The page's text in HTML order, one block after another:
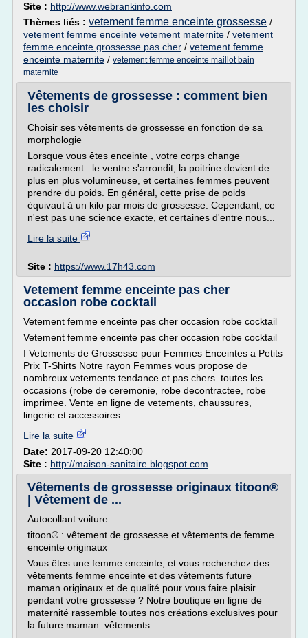
Site : http://www.webrankinfo.com
Thèmes liés : vetement femme enceinte grossesse /
vetement femme enceinte vetement maternite / vetement
femme enceinte grossesse pas cher / vetement femme
enceinte maternite / vetement femme enceinte maillot bain
maternite
Vêtements de grossesse : comment bien
les choisir
Choisir ses vêtements de grossesse en fonction de sa
morphologie
Lorsque vous êtes enceinte , votre corps change
radicalement : le ventre s'arrondit, la poitrine devient de
plus en plus volumineuse, et certaines femmes peuvent
prendre du poids. En général, cette prise de poids
équivaut à un kilo par mois de grossesse. Cependant, ce
n'est pas une science exacte, et certaines d'entre nous...
Lire la suite
Site : https://www.17h43.com
Vetement femme enceinte pas cher
occasion robe cocktail
Vetement femme enceinte pas cher occasion robe cocktail
Vetement femme enceinte pas cher occasion robe cocktail
I Vetements de Grossesse pour Femmes Enceintes a Petits
Prix T-Shirts Notre rayon Femmes vous propose de
nombreux vetements tendance et pas chers. toutes les
occasions (robe de ceremonie, robe decontractee, robe
imprimee. Vente en ligne de vetements, chaussures,
lingerie et accessoires...
Lire la suite
Date: 2017-09-20 12:40:00
Site : http://maison-sanitaire.blogspot.com
Vêtements de grossesse originaux titoon®
| Vêtement de ...
Autocollant voiture
titoon® : vêtement de grossesse et vêtements de femme
enceinte originaux
Vous êtes une femme enceinte, et vous recherchez des
vêtements femme enceinte et des vêtements future
maman originaux et de qualité pour vous faire plaisir
pendant votre grossesse ? Notre boutique en ligne de
maternité rassemble toutes nos créations exclusives pour
la future maman: vêtements...